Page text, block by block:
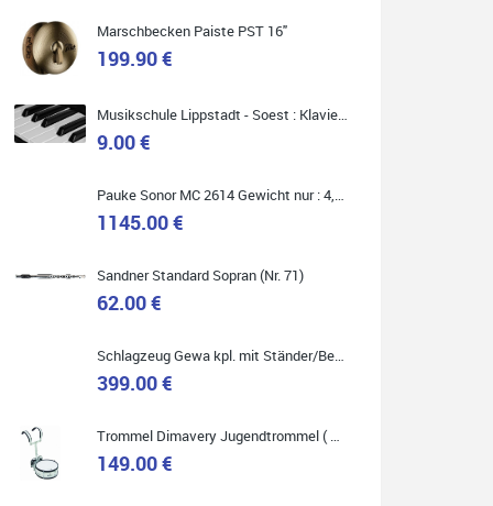
Quelle: Google-Rezension
Ich bin super zufrieden mit meiner neuen Ukulele!
Einfach am Freitag vorbeigekommen, eben geklingelt
und top beraten worden. Ich würde den Besuch im
Quelle: Google-Rezension
Marschbecken Paiste PST 16"
199.90 €
9.00 €
1145.00 €
Sandner Standard Sopran (Nr. 71)
62.00 €
399.00 €
149.00 €